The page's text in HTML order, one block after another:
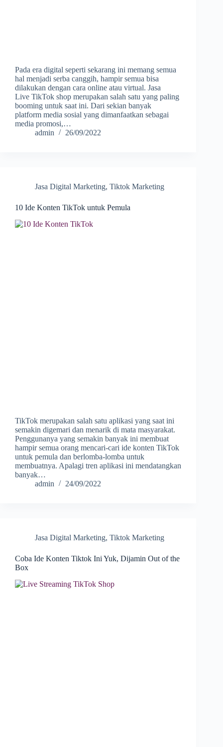
Pada era digital seperti sekarang ini memang semua
hal menjadi serba canggih, hampir semua bisa
dilakukan dengan cara online atau virtual. Jasa
Live TikTok shop merupakan salah satu yang paling
booming untuk saat ini. Dari sekian banyak
platform media sosial yang dimanfaatkan sebagai
media promosi,…
admin
26/09/2022
Jasa Digital Marketing, Tiktok Marketing
10 Ide Konten TikTok untuk Pemula
TikTok merupakan salah satu aplikasi yang saat ini
semakin digemari dan menarik di mata masyarakat.
Penggunanya yang semakin banyak ini membuat
hampir semua orang mencari-cari ide konten TikTok
untuk pemula dan berlomba-lomba untuk
membuatnya. Apalagi tren aplikasi ini mendatangkan
banyak…
admin
24/09/2022
Jasa Digital Marketing, Tiktok Marketing
Coba Ide Konten Tiktok Ini Yuk, Dijamin Out of the
Box